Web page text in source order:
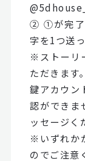
② ①が完了
字を1つ送
※ストーリ
ただきます。
鍵アカウン
認ができま
ッセージく
※いずれか
のでご注意